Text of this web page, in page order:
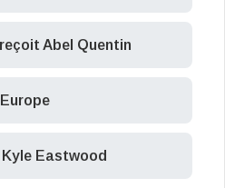
Abel Quentin
Eastwood